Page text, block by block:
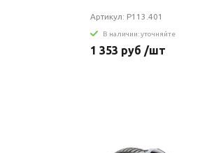
Артикул: P113.401
В наличии: уточняйте
1 353 руб /шт